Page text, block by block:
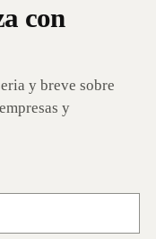
con
y breve sobre
y